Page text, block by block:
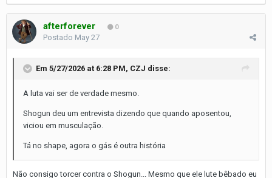
afterforever 0
Postado May 27
Em 5/27/2026 at 6:28 PM, CZJ disse:
A luta vai ser de verdade mesmo.
Shogun deu um entrevista dizendo que quando aposentou,
viciou em musculação.
Tá no shape, agora o gás é outra história
Não consigo torcer contra o Shogun... Mesmo que ele lute bêbado eu